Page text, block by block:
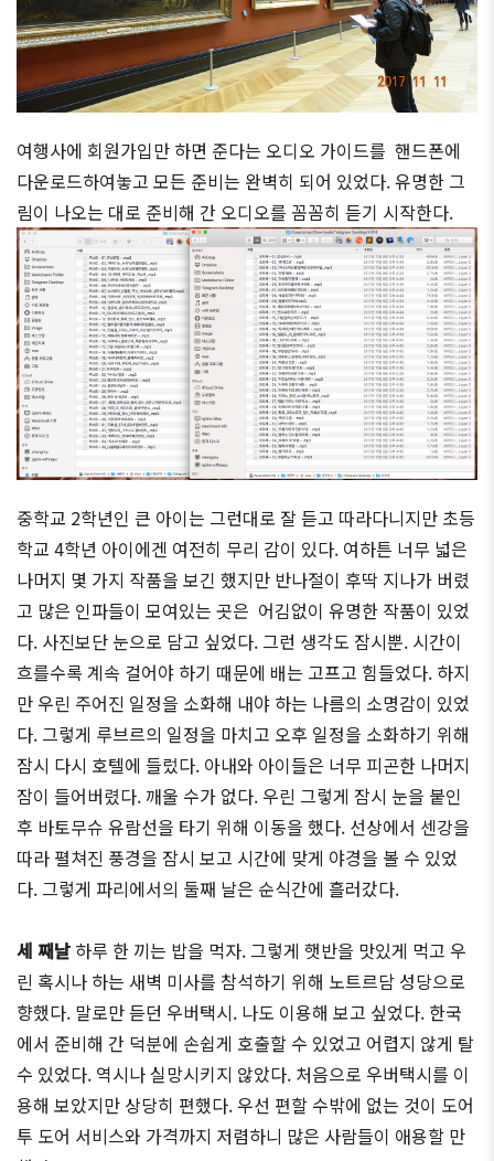
여행사에 회원가입만 하면 준다는 오디오 가이드를 핸드폰에
다운로드하여놓고 모든 준비는 완벽히 되어 있었다. 유명한 그
림이 나오는 대로 준비해 간 오디오를 꼼꼼히 듣기 시작한다.
중학교 2학년인 큰 아이는 그런대로 잘 듣고 따라다니지만 초등
학교 4학년 아이에겐 여전히 무리 감이 있다. 여하튼 너무 넓은
나머지 몇 가지 작품을 보긴 했지만 반나절이 후딱 지나가 버렸
고 많은 인파들이 모여있는 곳은 어김없이 유명한 작품이 있었
다. 사진보단 눈으로 담고 싶었다. 그런 생각도 잠시뿐. 시간이
흐를수록 계속 걸어야 하기 때문에 배는 고프고 힘들었다. 하지
만 우린 주어진 일정을 소화해 내야 하는 나름의 소명감이 있었
다. 그렇게 루브르의 일정을 마치고 오후 일정을 소화하기 위해
잠시 다시 호텔에 들렀다. 아내와 아이들은 너무 피곤한 나머지
잠이 들어버렸다. 깨울 수가 없다. 우린 그렇게 잠시 눈을 붙인
후 바토무슈 유람선을 타기 위해 이동을 했다. 선상에서 센강을
따라 펼쳐진 풍경을 잠시 보고 시간에 맞게 야경을 볼 수 있었
다. 그렇게 파리에서의 둘째 날은 순식간에 흘러갔다.
세 째날 하루 한 끼는 밥을 먹자. 그렇게 햇반을 맛있게 먹고 우
린 혹시나 하는 새벽 미사를 참석하기 위해 노트르담 성당으로
향했다. 말로만 듣던 우버택시. 나도 이용해 보고 싶었다. 한국
에서 준비해 간 덕분에 손쉽게 호출할 수 있었고 어렵지 않게 탈
수 있었다. 역시나 실망시키지 않았다. 처음으로 우버택시를 이
용해 보았지만 상당히 편했다. 우선 편할 수밖에 없는 것이 도어
투 도어 서비스와 가격까지 저렴하니 많은 사람들이 애용할 만